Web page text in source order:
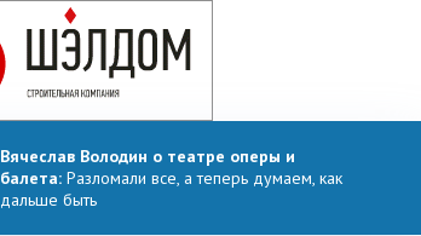
Вячеслав Володин о театре оперы и
балета: Разломали все, а теперь думаем, как
дальше быть